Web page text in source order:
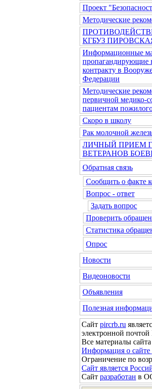
Проект
Методические
КГБУЗ ПИРОВСКАЯ
Информационные
пропагандирующие
контракту в
Федерации
Методические
первичной медико-
пациентам пожилого
Скоро в школу
Рак молочной
ЛИЧНЫЙ ПРИЕМ
ВЕТЕРАНОВ
Обратная связь
Сообщить о факте
Вопрос - ответ
Задать вопрос
Проверить
Статистика
Опрос
Новости
Видеоновости
Объявления
Полезная
Сайт pircrb.ru
электронной
Все материалы
Информация о сайте
Ограничение по
Сайт является
Сайт разработан в